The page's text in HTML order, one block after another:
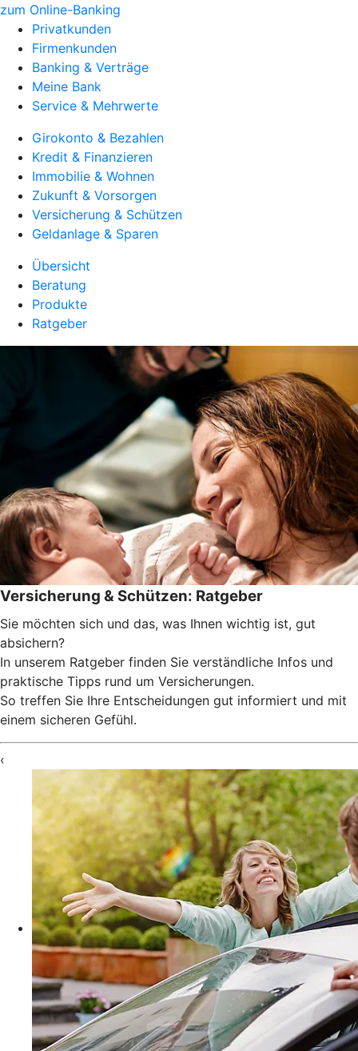
zum Online-Banking
Privatkunden
Firmenkunden
Banking & Verträge
Meine Bank
Service & Mehrwerte
Girokonto & Bezahlen
Kredit & Finanzieren
Immobilie & Wohnen
Zukunft & Vorsorgen
Versicherung & Schützen
Geldanlage & Sparen
Übersicht
Beratung
Produkte
Ratgeber
Versicherung & Schützen: Ratgeber
Sie möchten sich und das, was Ihnen wichtig ist, gut
absichern?
In unserem Ratgeber finden Sie verständliche Infos und
praktische Tipps rund um Versicherungen.
So treffen Sie Ihre Entscheidungen gut informiert und mit
einem sicheren Gefühl.
‹